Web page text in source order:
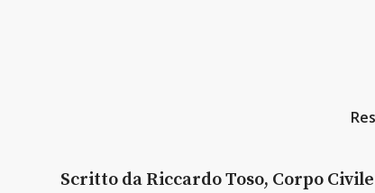
Scritto da Riccardo Toso, Corpo